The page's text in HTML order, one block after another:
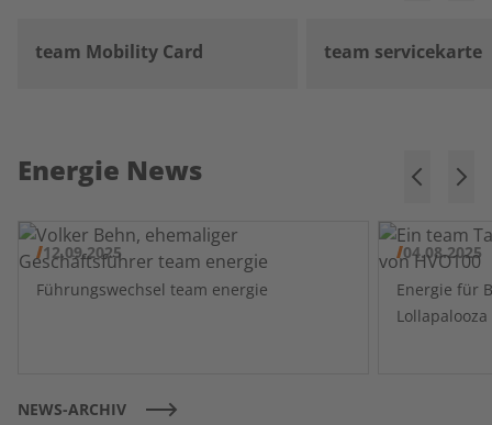
team Mobility Card team servicekarte
Energie News
12.09.2025
Führungswechsel team energie
04.08.2025
Energie für
NEWS-ARCHIV